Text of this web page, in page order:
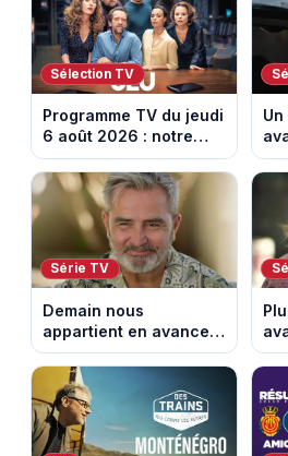
Sélection TV
Programme TV du jeudi
6 août 2026 : notre
sélection pour votre
soirée télé
Série TV
Demain nous
appartient en avance:
Alex révèle son lourd
secret. Episode du 7
août 2026.